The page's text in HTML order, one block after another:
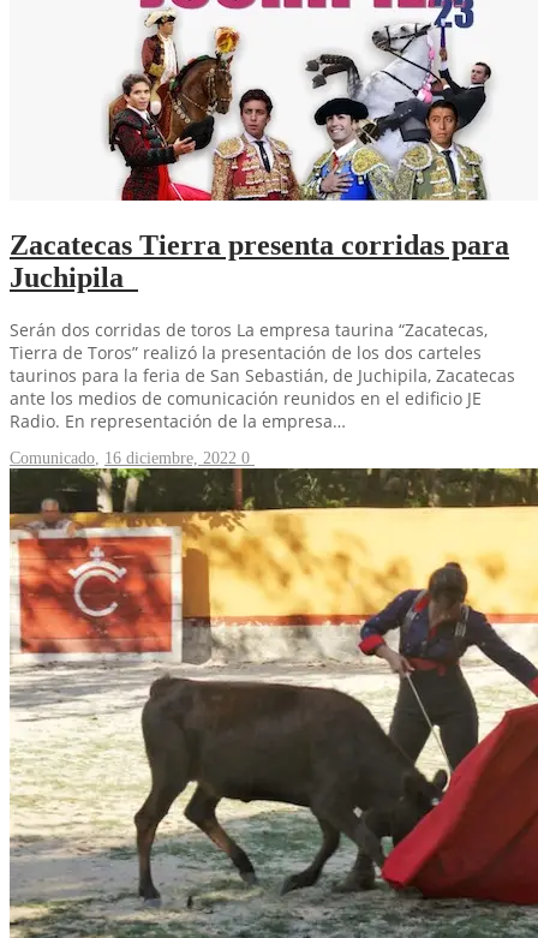
Zacatecas Tierra presenta corridas para
Juchipila
Serán dos corridas de toros La empresa taurina “Zacatecas,
Tierra de Toros” realizó la presentación de los dos carteles
taurinos para la feria de San Sebastián, de Juchipila, Zacatecas
ante los medios de comunicación reunidos en el edificio JE
Radio. En representación de la empresa…
Comunicado 16 diciembre, 2022 0